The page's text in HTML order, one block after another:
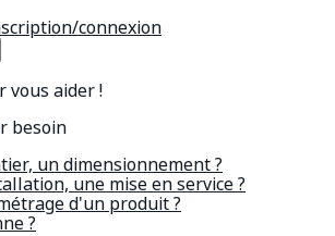
connexion
vous aider !
besoin
un dimensionnement ?
une mise en service ?
d'un produit ?
?